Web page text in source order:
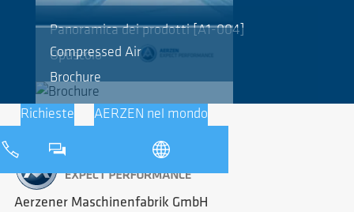
Panoramica dei prodotti [A1-004]
Opuscolo
Compressed Air
Brochure
Richieste AERZEN nel mondo
Aerzener Maschinenfabrik GmbH